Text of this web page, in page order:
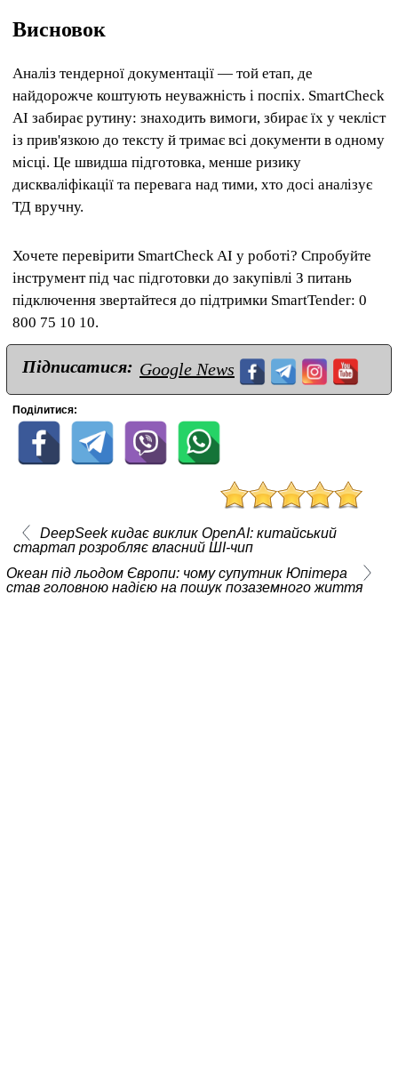
Висновок
Аналіз тендерної документації — той етап, де
найдорожче коштують неуважність і поспіх. SmartCheck
AI забирає рутину: знаходить вимоги, збирає їх у чекліст
із прив'язкою до тексту й тримає всі документи в одному
місці. Це швидша підготовка, менше ризику
дискваліфікації та перевага над тими, хто досі аналізує
ТД вручну.
Хочете перевірити SmartCheck AI у роботі? Спробуйте
інструмент під час підготовки до закупівлі З питань
підключення звертайтеся до підтримки SmartTender: 0
800 75 10 10.
Підписатися: Google News
Поділитися:
DeepSeek кидає виклик OpenAI: китайський
стартап розробляє власний ШІ-чип
Океан під льодом Європи: чому супутник Юпітера
став головною надією на пошук позаземного життя